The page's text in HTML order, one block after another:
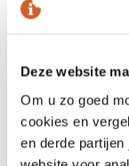
Deze website
Om u zo goed
cookies en
en derde
entgegen.